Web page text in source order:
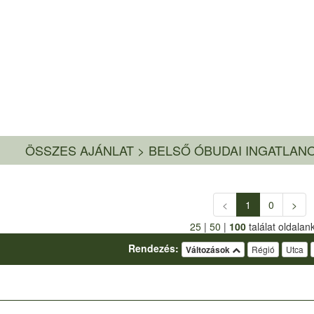
ÖSSZES AJÁNLAT> BELSŐ ÓBUDAI
< 1 0
>
25| 50 | 100találat
Rendezés:
Változások Régió Utca